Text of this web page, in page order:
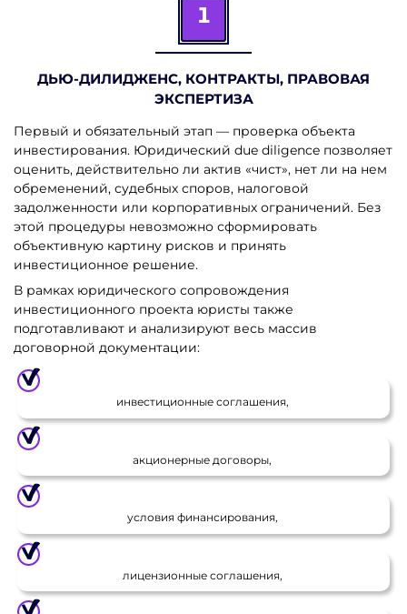
1
ДЬЮ-ДИЛИДЖЕНС, КОНТРАКТЫ, ПРАВОВАЯ
ЭКСПЕРТИЗА
Первый и обязательный этап — проверка объекта
инвестирования. Юридический due diligence позволяет
оценить, действительно ли актив «чист», нет ли на нем
обременений, судебных споров, налоговой
задолженности или корпоративных ограничений. Без
этой процедуры невозможно сформировать
объективную картину рисков и принять
инвестиционное решение.
В рамках юридического сопровождения
инвестиционного проекта юристы также
подготавливают и анализируют весь массив
договорной документации:
инвестиционные соглашения,
акционерные договоры,
условия финансирования,
лицензионные соглашения,